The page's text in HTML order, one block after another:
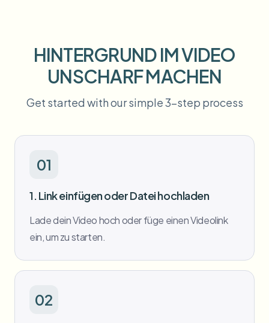
Video-Intelligenz
Bulk-Video-Blur
Alles weichzeichnen
Enterprise-Zonen, Richtlinien und Überprüfung
Uploads, Jobs und Webhooks automatisieren
Kontaktformular
Massen-Hintergrundentfernung
HINTERGRUND IM VIDEO
UNSCHARF MACHEN
Get started with our simple 3-step process
01
1. Link einfügen oder Datei hochladen
Lade dein Video hoch oder füge einen Videolink
ein, um zu starten.
02